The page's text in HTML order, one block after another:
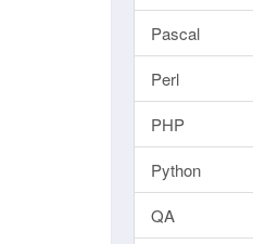
Pascal
Perl
PHP
Python
QA